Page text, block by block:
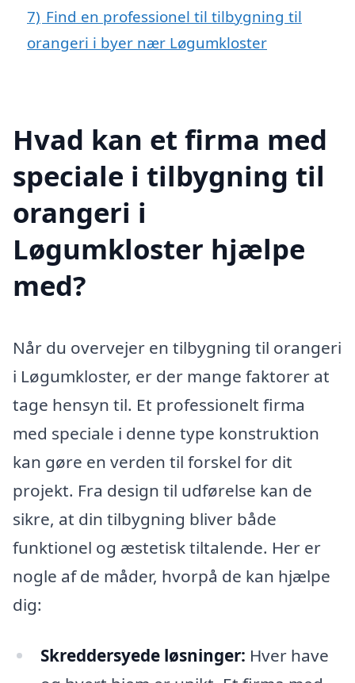
7) Find en professionel til tilbygning til
orangeri i byer nær Løgumkloster
Hvad kan et firma med
speciale i tilbygning til
orangeri i
Løgumkloster hjælpe
med?
Når du overvejer en tilbygning til orangeri
i Løgumkloster, er der mange faktorer at
tage hensyn til. Et professionelt firma
med speciale i denne type konstruktion
kan gøre en verden til forskel for dit
projekt. Fra design til udførelse kan de
sikre, at din tilbygning bliver både
funktionel og æstetisk tiltalende. Her er
nogle af de måder, hvorpå de kan hjælpe
dig:
Skreddersyede løsninger: Hver have